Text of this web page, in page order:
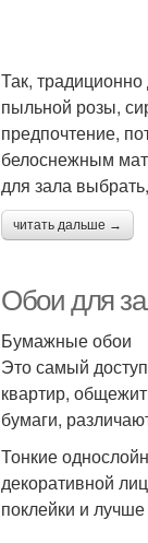
Так,
пыльной розы,
предпочтение,
белоснежным
для зала
читать дальше →
Обои для
Бумажные обои
Это самый
квартир,
бумаги,
Тонкие
декоративной
поклейки и